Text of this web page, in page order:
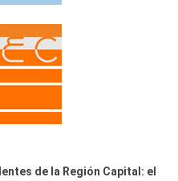
de la Región Capital: el